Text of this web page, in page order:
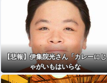
【悲報】伊集院光さん「カレーにじ
ゃがいもはいらな
い」・・・・・・・・・